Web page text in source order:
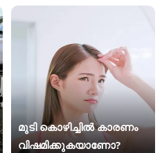
മുടി കൊഴിച്ചിൽ കാരണം
വിഷമിക്കുകയാണോ?